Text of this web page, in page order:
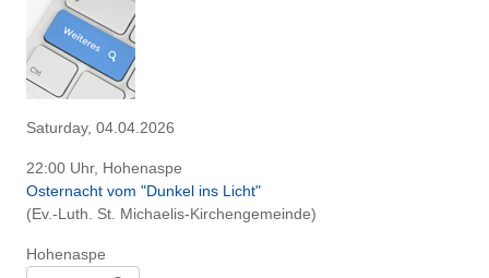
Saturday, 04.04.2026
22:00 Uhr, Hohenaspe
Osternacht vom "Dunkel ins Licht"
(Ev.-Luth. St. Michaelis-Kirchengemeinde)
Hohenaspe